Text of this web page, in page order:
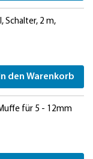
Schalter, 2 m,
In den Warenkorb
für 5 - 12mm